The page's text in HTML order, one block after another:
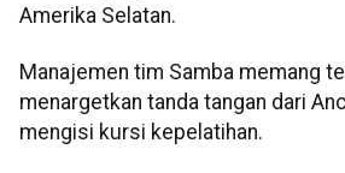
Amerika Selatan.
Manajemen tim Samba memang
menargetkan tanda tangan dari
mengisi kursi kepelatihan.